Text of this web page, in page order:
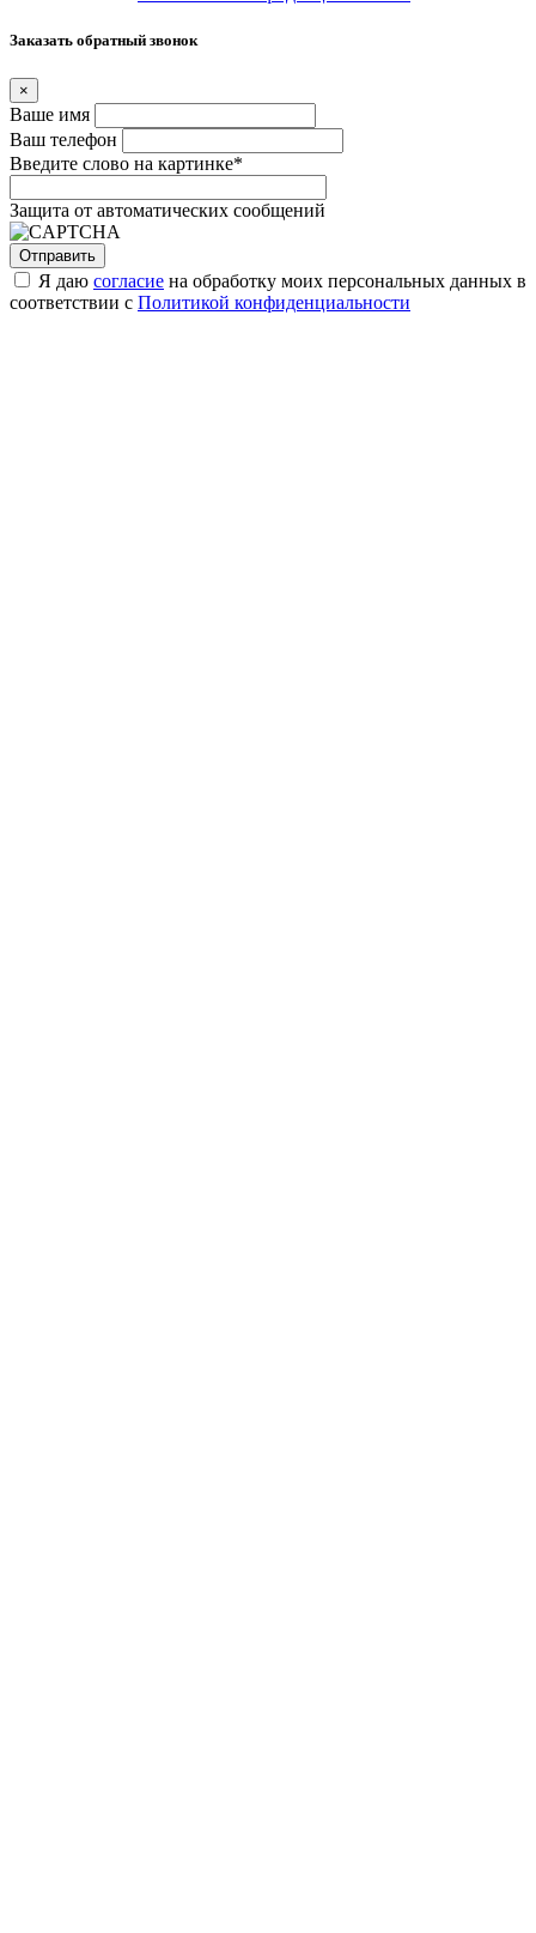
Заказать обратный звонок
×
Ваше имя
Ваш телефон
Введите слово на картинке*
Защита от автоматических сообщений
Я даю согласие на обработку моих персональных данных в
соответствии с Политикой конфиденциальности